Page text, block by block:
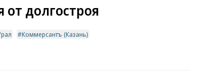
долгостроя
Коммерсантъ (Казань)